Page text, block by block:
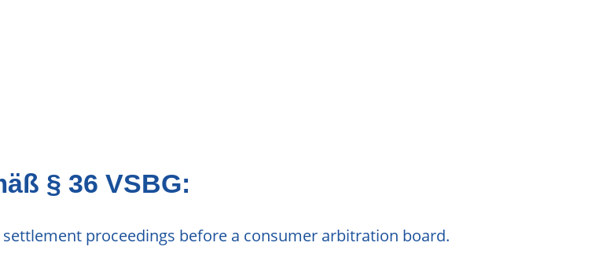
§ 36 VSBG:
proceedings before a consumer arbitration board.